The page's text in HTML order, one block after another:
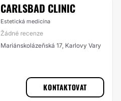
CARLSBAD CLINIC
Estetická medicína
Žádné recenze
Mariánskolázeňská 17, Karlovy Vary
KONTAKTOVAT